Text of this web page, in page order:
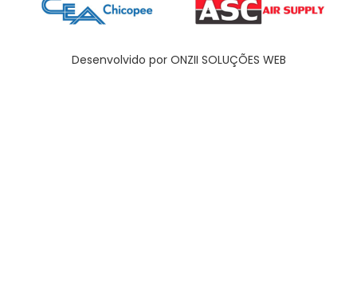
Desenvolvido por ONZII SOLUÇÕES WEB